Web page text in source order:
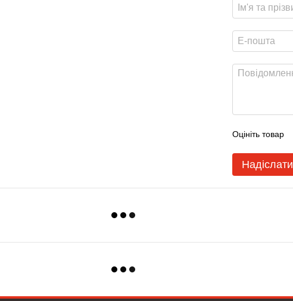
Оцініть товар
Надіслати